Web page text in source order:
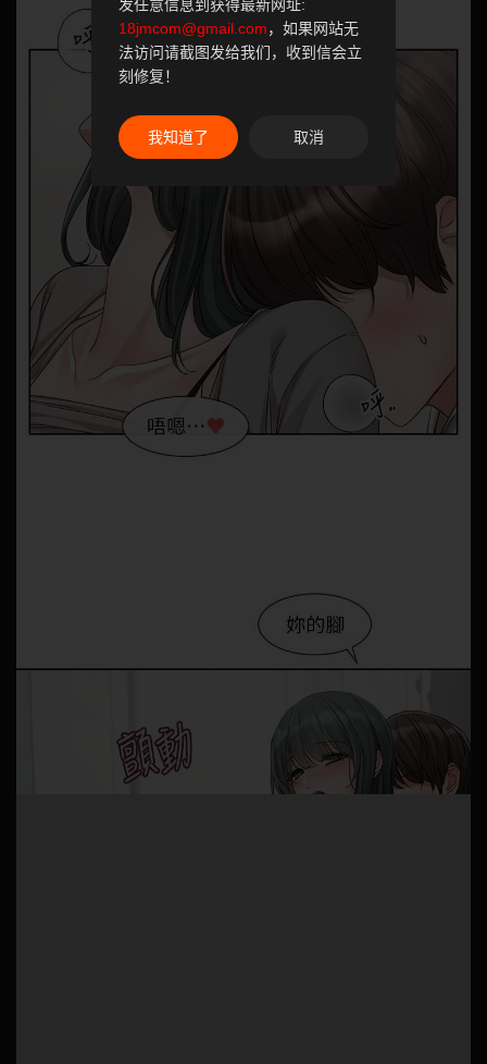
发任意信息到获得最新网址:
18jmcom@gmail.com，如果网站无
法访问请截图发给我们，收到信会立
刻修复！
我知道了 取消